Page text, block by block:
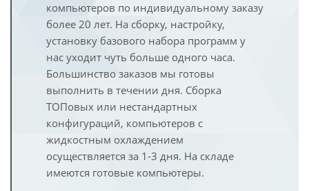
компьютеров по индивидуальному заказу
более 20 лет. На сборку, настройку,
установку базового набора программ у
нас уходит чуть больше одного часа.
Большинство заказов мы готовы
выполнить в течении дня. Сборка
ТОПовых или нестандартных
конфигураций, компьютеров с
жидкостным охлаждением
осуществляется за 1-3 дня. На складе
имеются готовые компьютеры.